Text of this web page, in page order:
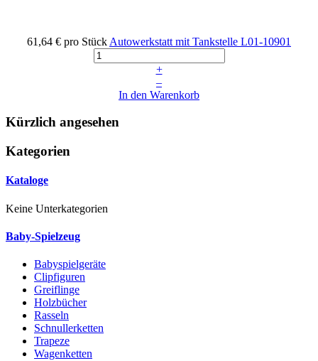
61,64 € pro Stück Autowerkstatt mit Tankstelle L01-10901
+
–
In den Warenkorb
Kürzlich angesehen
Kategorien
Kataloge
Keine Unterkategorien
Baby-Spielzeug
Babyspielgeräte
Clipfiguren
Greiflinge
Holzbücher
Rasseln
Schnullerketten
Trapeze
Wagenketten